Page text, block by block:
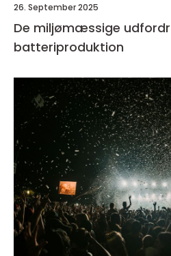
26. September 2025
De miljømæssige
batteriproduktion